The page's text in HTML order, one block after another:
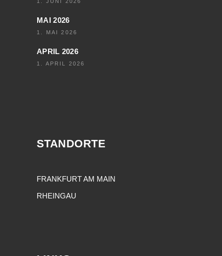
MAI 2026
1. MAI 2026
APRIL 2026
1. APRIL 2026
STANDORTE
FRANKFURT AM MAIN
RHEINGAU